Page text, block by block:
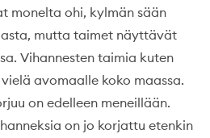
monelta ohi, kylmän sään
mutta taimet näyttävät
Vihannesten taimia kuten
avomaalle koko maassa.
on edelleen meneillään.
on jo korjattu etenkin